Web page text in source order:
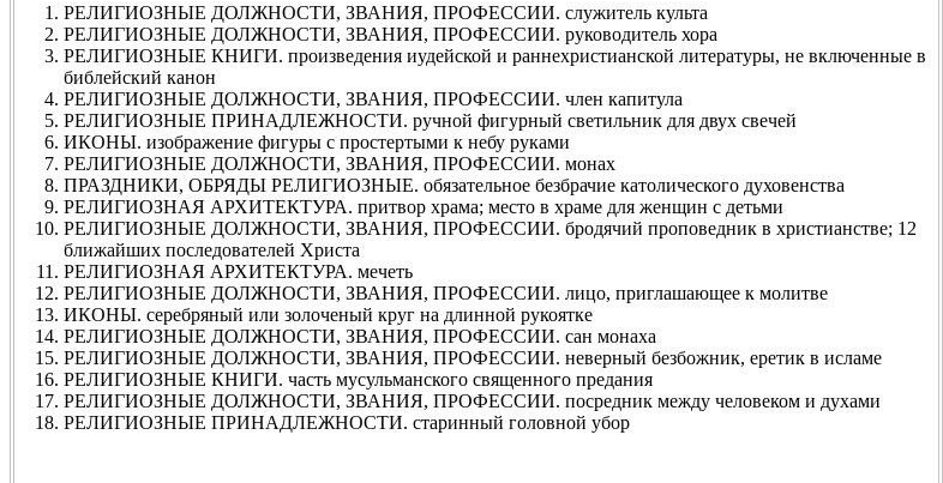
РЕЛИГИОЗНЫЕ ДОЛЖНОСТИ, ЗВАНИЯ, ПРОФЕССИИ. служитель культа
РЕЛИГИОЗНЫЕ ДОЛЖНОСТИ, ЗВАНИЯ, ПРОФЕССИИ. руководитель хора
РЕЛИГИОЗНЫЕ КНИГИ. произведения иудейской и раннехристианской литературы, не включенные в
библейский канон
РЕЛИГИОЗНЫЕ ДОЛЖНОСТИ, ЗВАНИЯ, ПРОФЕССИИ. член капитула
РЕЛИГИОЗНЫЕ ПРИНАДЛЕЖНОСТИ. ручной фигурный светильник для двух свечей
ИКОНЫ. изображение фигуры с простертыми к небу руками
РЕЛИГИОЗНЫЕ ДОЛЖНОСТИ, ЗВАНИЯ, ПРОФЕССИИ. монах
ПРАЗДНИКИ, ОБРЯДЫ РЕЛИГИОЗНЫЕ. обязательное безбрачие католического духовенства
РЕЛИГИОЗНАЯ АРХИТЕКТУРА. притвор храма; место в храме для женщин с детьми
РЕЛИГИОЗНЫЕ ДОЛЖНОСТИ, ЗВАНИЯ, ПРОФЕССИИ. бродячий проповедник в христианстве; 12
ближайших последователей Христа
РЕЛИГИОЗНАЯ АРХИТЕКТУРА. мечеть
РЕЛИГИОЗНЫЕ ДОЛЖНОСТИ, ЗВАНИЯ, ПРОФЕССИИ. лицо, приглашающее к молитве
ИКОНЫ. серебряный или золоченый круг на длинной рукоятке
РЕЛИГИОЗНЫЕ ДОЛЖНОСТИ, ЗВАНИЯ, ПРОФЕССИИ. сан монаха
РЕЛИГИОЗНЫЕ ДОЛЖНОСТИ, ЗВАНИЯ, ПРОФЕССИИ. неверный безбожник, еретик в исламе
РЕЛИГИОЗНЫЕ КНИГИ. часть мусульманского священного предания
РЕЛИГИОЗНЫЕ ДОЛЖНОСТИ, ЗВАНИЯ, ПРОФЕССИИ. посредник между человеком и духами
РЕЛИГИОЗНЫЕ ПРИНАДЛЕЖНОСТИ. старинный головной убор